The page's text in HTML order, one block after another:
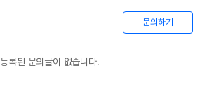
문의하기
등록된 문의글이 없습니다.